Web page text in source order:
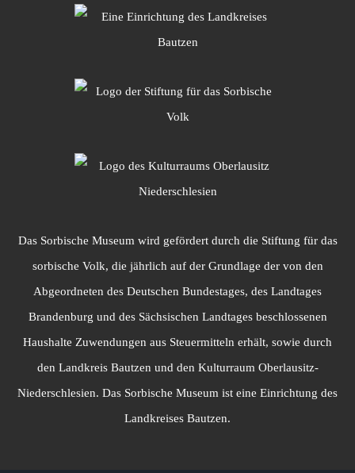
Das Sorbische Museum wird gefördert durch die Stiftung für das
sorbische Volk, die jährlich auf der Grundlage der von den
Abgeordneten des Deutschen Bundestages, des Landtages
Brandenburg und des Sächsischen Landtages beschlossenen
Haushalte Zuwendungen aus Steuermitteln erhält, sowie durch
den Landkreis Bautzen und den Kulturraum Oberlausitz-
Niederschlesien. Das Sorbische Museum ist eine Einrichtung des
Landkreises Bautzen.